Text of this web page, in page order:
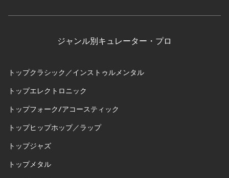
ジャンル別キュレーター・プロ
トップクラシック／インストゥルメンタル
トップエレクトロニック
トップフォーク/アコースティック
トップヒップホップ／ラップ
トップジャズ
トップメタル